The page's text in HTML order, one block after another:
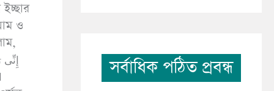
ও
সর্বাধিক পঠিত প্রবন্ধ